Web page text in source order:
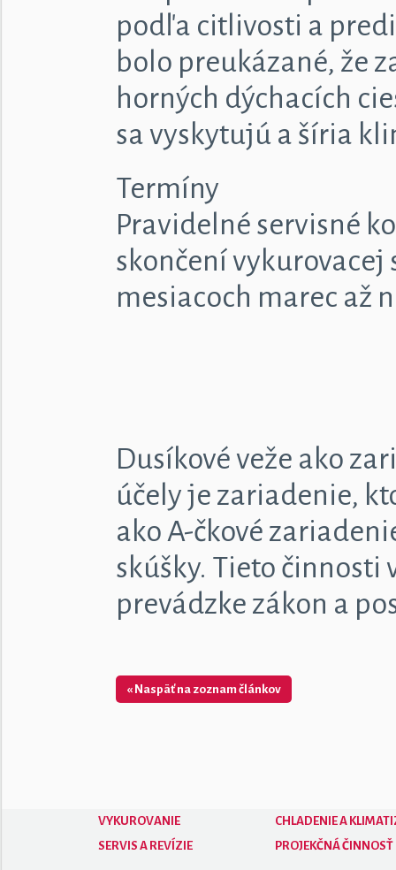
podľa citlivosti a
bolo preukázané, že
horných dýchacích
sa vyskytujú a šíria
Termíny
Pravidelné servisné
skončení vykurovacej
mesiacoch marec až
Dusíkové veže ako
účely je zariadenie,
ako A-čkové
skúšky. Tieto
prevádzke zákon a
« Naspäť na zoznam článkov
VYKUROVANIE
CHLADENIE A
SERVIS A REVÍZIE
PROJEKČNÁ ČINNOSŤ